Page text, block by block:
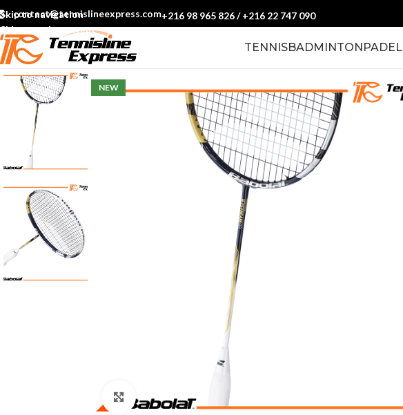
Skip to navigation
Skip to main content
contact@tennislineexpress.com+216 98 965 826/+216 22 747 090
TENNISBADMINTONPADEL
NEW
Click to enlarge